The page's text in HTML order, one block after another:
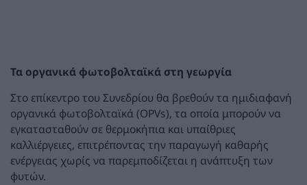
Τα οργανικά φωτοβολταϊκά στη γεωργία
Στο επίκεντρο του Συνεδρίου θα βρεθούν τα ημιδιαφανή
οργανικά φωτοβολταϊκά (OPVs), τα οποία μπορούν να
εγκατασταθούν σε θερμοκήπια και υπαίθριες
καλλιέργειες, επιτρέποντας την παραγωγή καθαρής
ενέργειας χωρίς να παρεμποδίζεται η ανάπτυξη των
φυτών.